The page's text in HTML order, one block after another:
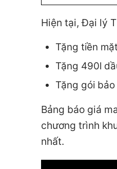
Hiện tại, Đại lý
Tặng tiền
Tặng 490l
Tặng gói
Bảng báo giá
chương trình
nhất.